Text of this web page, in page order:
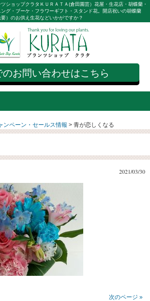
ショップクラタＫＵＲＡＴＡ(倉田園芸）花屋・生花店・胡蝶蘭・
グ・ブーケ・フラワーギフト・スタンド花。開店祝いの胡蝶蘭
）のお供え生花などいかがですか？
のお問い合わせはこちら
ンペーン・セールス情報 > 青が恋しくなる
2021/03/30
次のページ »